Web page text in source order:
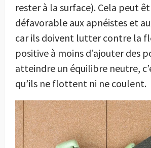
rester à la surface). Cela peut
défavorable aux apnéistes et
car ils doivent lutter contre la
positive à moins d’ajouter des
atteindre un équilibre neutre,
qu’ils ne flottent ni ne coulent.